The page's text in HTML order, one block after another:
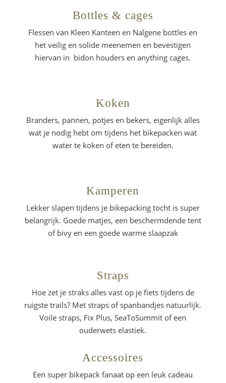
Bottles & cages
Flessen van Kleen Kanteen en Nalgene bottles en
het veilig en solide meenemen en bevestigen
hiervan in bidon houders en anything cages.
Koken
Branders, pannen, potjes en bekers, eigenlijk alles
wat je nodig hebt om tijdens het bikepacken wat
water te koken of eten te bereiden.
Kamperen
Lekker slapen tijdens je bikepacking tocht is super
belangrijk. Goede matjes, een beschermdende tent
of bivy en een goede warme slaapzak
Straps
Hoe zet je straks alles vast op je fiets tijdens de
ruigste trails? Met straps of spanbandjes natuurlijk.
Voile straps, Fix Plus, SeaToSummit of een
ouderwets elastiek.
Accessoires
Een super bikepack fanaat op een leuk cadeau